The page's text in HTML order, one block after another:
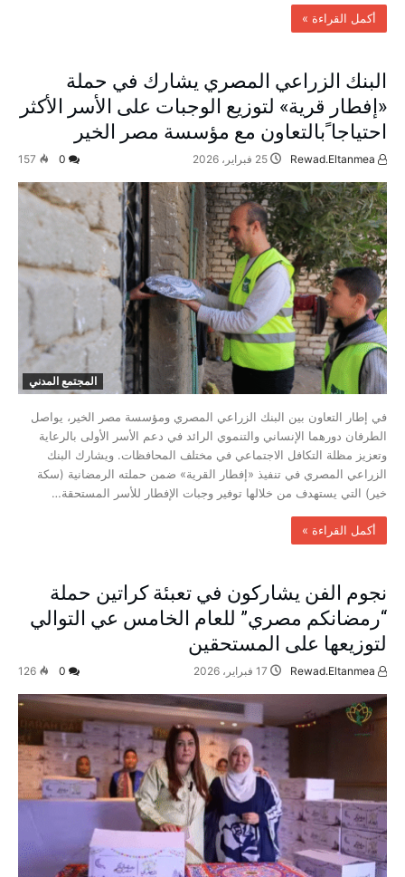
‫أكمل القراءة »‬
البنك الزراعي المصري يشارك في حملة
«إفطار قرية» لتوزيع الوجبات على الأسر الأكثر
احتياجا ًبالتعاون مع مؤسسة مصر الخير
25 فبراير، 2026 157
المجتمع المدني
في إطار التعاون بين البنك الزراعي المصري ومؤسسة مصر الخير، يواصل
الطرفان دورهما الإنساني والتنموي الرائد في دعم الأسر الأولى بالرعاية
وتعزيز مظلة التكافل الاجتماعي في مختلف المحافظات. ويشارك البنك
الزراعي المصري في تنفيذ «إفطار القرية» ضمن حملته الرمضانية (سكة
خير) التي يستهدف من خلالها توفير وجبات الإفطار للأسر المستحقة…
‫أكمل القراءة »‬
نجوم الفن يشاركون في تعبئة كراتين حملة
“رمضانكم مصري” للعام الخامس عي التوالي
لتوزيعها على المستحقين
17 فبراير، 2026 126